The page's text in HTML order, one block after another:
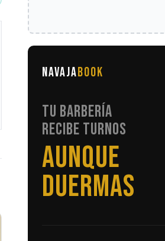
NAVAJABOOK
TU BARBERÍA
RECIBE TURNOS
SIN LLAMADAS